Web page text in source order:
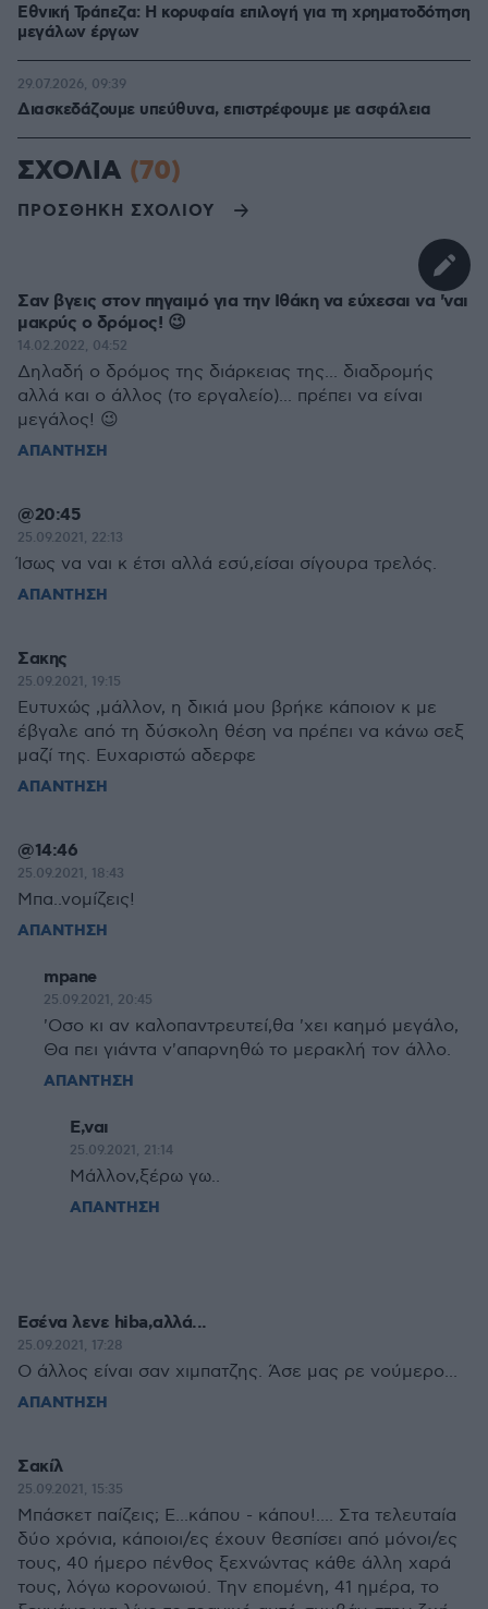
Εθνική Τράπεζα: Η κορυφαία επιλογή για τη χρηματοδότηση
μεγάλων έργων
Διασκεδάζουμε υπεύθυνα, επιστρέφουμε με ασφάλεια
29.07.2026, 09:39
ΣΧΟΛΙΑ (70)
ΠΡΟΣΘΗΚΗ ΣΧΟΛΙΟΥ
Σαν βγεις στον πηγαιμό για την Ιθάκη να εύχεσαι να 'ναι
μακρύς ο δρόμος! 😉
14.02.2022, 04:52
Δηλαδή ο δρόμος της διάρκειας της... διαδρομής
αλλά και ο άλλος (το εργαλείο)... πρέπει να είναι
μεγάλος! 😉
ΑΠΑΝΤΗΣΗ
@20:45
25.09.2021, 22:13
Ίσως να ναι κ έτσι αλλά εσύ,είσαι σίγουρα τρελός.
ΑΠΑΝΤΗΣΗ
Σακης
25.09.2021, 19:15
Ευτυχώς ,μάλλον, η δικιά μου βρήκε κάποιον κ με
έβγαλε από τη δύσκολη θέση να πρέπει να κάνω σεξ
μαζί της. Ευχαριστώ αδερφε
ΑΠΑΝΤΗΣΗ
@14:46
25.09.2021, 18:43
Μπα..νομίζεις!
ΑΠΑΝΤΗΣΗ
mpane
25.09.2021, 20:45
'Οσο κι αν καλοπαντρευτεί,θα 'χει καημό μεγάλο,
Θα πει γιάντα ν'απαρνηθώ το μερακλή τον άλλο.
ΑΠΑΝΤΗΣΗ
Ε,ναι
25.09.2021, 21:14
Μάλλον,ξέρω γω..
ΑΠΑΝΤΗΣΗ
Εσένα λενε hiba,αλλά...
25.09.2021, 17:28
Ο άλλος είναι σαν χιμπατζης. Άσε μας ρε νούμερο...
ΑΠΑΝΤΗΣΗ
Σακίλ
25.09.2021, 15:35
Μπάσκετ παίζεις; Ε...κάπου - κάπου!.... Στα τελευταία
δύο χρόνια, κάποιοι/ες έχουν θεσπίσει από μόνοι/ες
τους, 40 ήμερο πένθος ξεχνώντας κάθε άλλη χαρά
τους, λόγω κορονωιού. Την επομένη, 41 ημέρα, το